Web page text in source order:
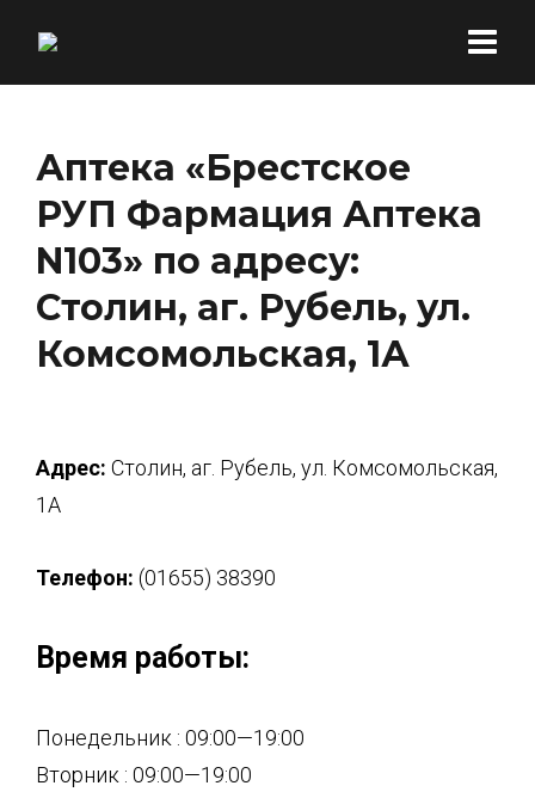
Аптека «Брестское
РУП Фармация Аптека
N103» по адресу:
Столин, аг. Рубель, ул.
Комсомольская, 1А
Адрес: Столин, аг. Рубель, ул. Комсомольская,
1А
Телефон: (01655) 38390
Время работы:
Понедельник : 09:00—19:00
Вторник : 09:00—19:00